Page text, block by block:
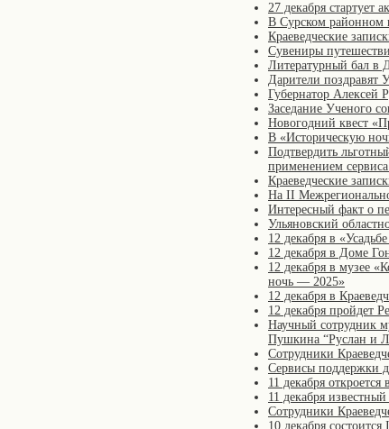
27 декабря стартует
В Сурском районном
Краеведческие
Сувениры
Литературный бал в
Дарители поздравят
Губернатор Алексей
Заседание Ученого
Новогодний квест
В «Историческую
Подтвердить
применением
Краеведческие
На II
Интересный факт о
Ульяновский
12 декабря в
12 декабря в Доме
12 декабря в музее
ночь — 2025»
12 декабря в
12 декабря пройдет
Научный сотрудник
Пушкина “Руслан и
Сотрудники
Сервисы поддержки
11 декабря
11 декабря
Сотрудники
10 декабря